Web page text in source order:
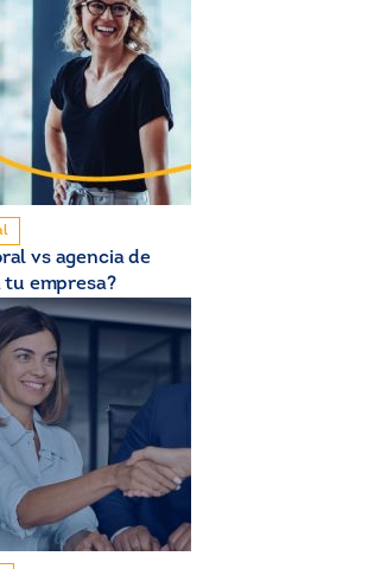
vs agencia de
tu empresa?